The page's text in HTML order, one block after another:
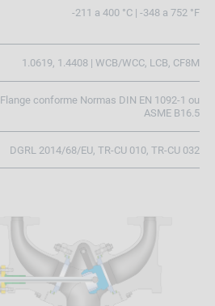
-211 a 400 °C | -348 a 752 °F
1.0619, 1.4408 | WCB/WCC, LCB, CF8M
Flange conforme Normas DIN EN 1092-1 ou
ASME B16.5
DGRL 2014/68/EU, TR-CU 010, TR-CU 032